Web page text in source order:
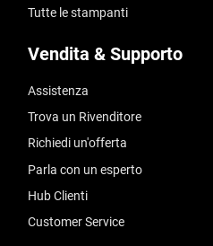
Tutte le stampanti
Vendita & Supporto
Assistenza
Trova un Rivenditore
Richiedi un'offerta
Parla con un esperto
Hub Clienti
Customer Service